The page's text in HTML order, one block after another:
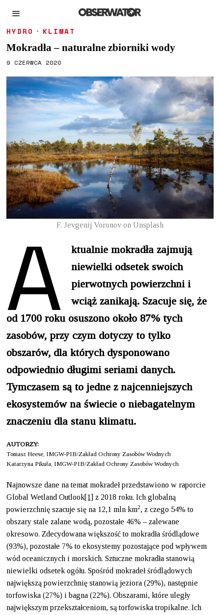
HYDRO · KLIMAT
Mokradła – naturalne zbiorniki wody
9 CZERWCA 2020
F. Jevgenij Voronov on Unsplash
A
ktualnie mokradła zajmują
niewielki odsetek swoich
pierwotnych powierzchni i
wciąż zanikają. Szacuje się, że
od 1700 roku osuszono około 87% tych
zasobów, przy czym dotyczy to tylko
obszarów, dla których dysponowano
odpowiednio długimi seriami danych.
Tymczasem są to jedne z najcenniejszych
ekosystemów na świecie o niebagatelnym
znaczeniu dla stanu klimatu.
AUTORZY:
Tomasz Heese, IMGW-PIB/Zakład Ochrony Zasobów Wodnych
Katarzyna Pikuła, IMGW-PIB/Zakład Ochrony Zasobów Wodnych
Najnowsze dane na temat mokradeł przedstawiono w raporcie
Global Wetland Outlook[1] z 2018 roku. Ich globalną
powierzchnię szacuje się na 12,1 mln km2, z czego 54% to
obszary stale zalane wodą, pozostałe 46% – zalewane
okresowo. Zdecydowana większość to mokradła śródlądowe
(93%), pozostałe 7% to ekosystemy pozostające pod wpływem
wód oceanicznych i morskich. Sztuczne mokradła stanowią
niewielki odsetek ogółu. Spośród mokradeł śródlądowych
największą powierzchnię stanowią jeziora (29%), następnie
torfowiska (27%) i bagna (22%). Obszarami, które uległy
największym przekształceniom, są torfowiska tropikalne. Ich